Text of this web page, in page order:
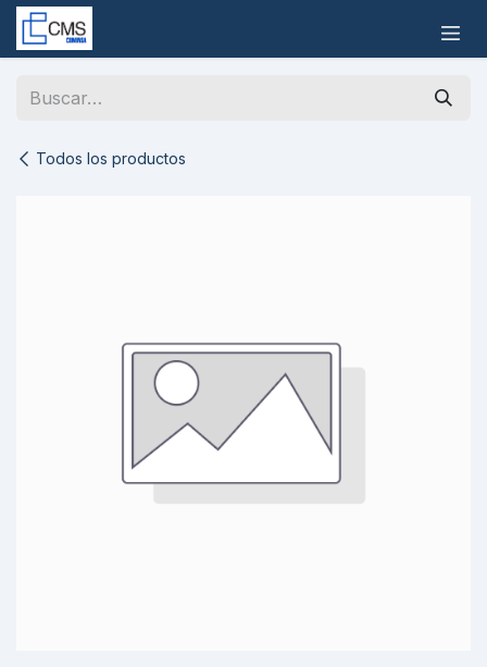
Ir al contenido
Todos los productos